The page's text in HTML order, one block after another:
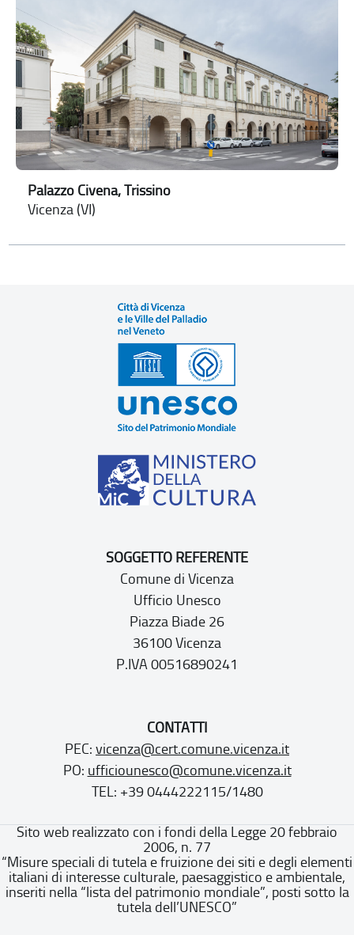
Palazzo Civena, Trissino
Vicenza (VI)
SOGGETTO REFERENTE
Comune di Vicenza
Ufficio Unesco
Piazza Biade 26
36100 Vicenza
P.IVA 00516890241
CONTATTI
PEC: vicenza@cert.comune.vicenza.it
PO: ufficiounesco@comune.vicenza.it
TEL: +39 0444222115/1480
Sito web realizzato con i fondi della Legge 20 febbraio
2006, n. 77
“Misure speciali di tutela e fruizione dei siti e degli elementi
italiani di interesse culturale, paesaggistico e ambientale,
inseriti nella “lista del patrimonio mondiale”, posti sotto la
tutela dell’UNESCO”